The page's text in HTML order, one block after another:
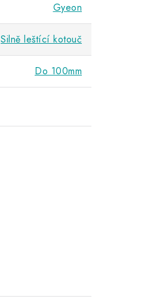
Gyeon
Silně leštící kotouč
Do 100mm